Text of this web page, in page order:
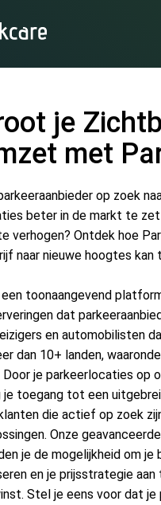
je
met
op zoek
beter in de markt te
verhogen? Ontdek hoe
naar nieuwe hoogtes kan
een toonaangevend
dat
en automobilisten
dan 10+ landen,
Door je parkeerlocaties op
je toegang tot een
die actief op zoek
Onze
je de mogelijkheid om
en je prijsstrategie aan
Stel je eens voor dat